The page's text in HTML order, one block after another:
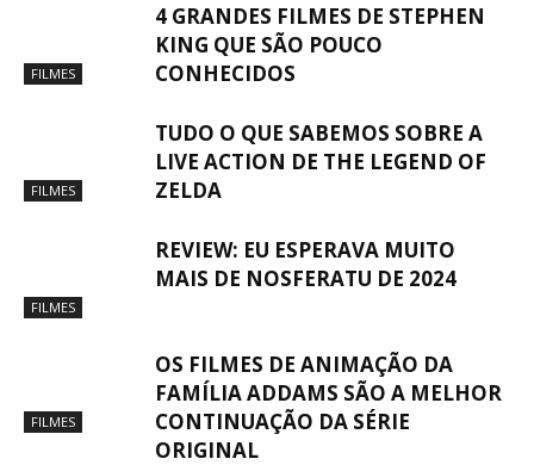
FILMES
4 GRANDES FILMES DE STEPHEN
KING QUE SÃO POUCO
CONHECIDOS
FILMES
TUDO O QUE SABEMOS SOBRE A
LIVE ACTION DE THE LEGEND OF
ZELDA
FILMES
REVIEW: EU ESPERAVA MUITO
MAIS DE NOSFERATU DE 2024
FILMES
OS FILMES DE ANIMAÇÃO DA
FAMÍLIA ADDAMS SÃO A MELHOR
CONTINUAÇÃO DA SÉRIE
ORIGINAL